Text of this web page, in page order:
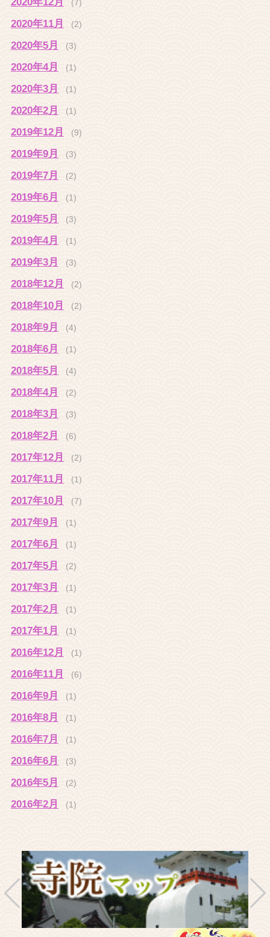
(7)
2020年11月 (2)
2020年5月 (3)
2020年4月 (1)
2020年3月 (1)
2020年2月 (1)
2019年12月 (9)
2019年9月 (3)
2019年7月 (2)
2019年6月 (1)
2019年5月 (3)
2019年4月 (1)
2019年3月 (3)
2018年12月 (2)
2018年10月 (2)
2018年9月 (4)
2018年6月 (1)
2018年5月 (4)
2018年4月 (2)
2018年3月 (3)
2018年2月 (6)
2017年12月 (2)
2017年11月 (1)
2017年10月 (7)
2017年9月 (1)
2017年6月 (1)
2017年5月 (2)
2017年3月 (1)
2017年2月 (1)
2017年1月 (1)
2016年12月 (1)
2016年11月 (6)
2016年9月 (1)
2016年8月 (1)
2016年7月 (1)
2016年6月 (3)
2016年5月 (2)
2016年2月 (1)